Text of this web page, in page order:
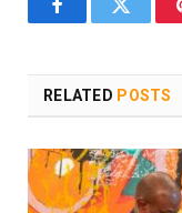
FacebookTwitter
RELATED POSTS